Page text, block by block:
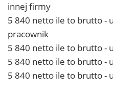
innej firmy
5 840 netto ile to brutto -
pracownik
5 840 netto ile to brutto -
5 840 netto ile to brutto -
5 840 netto ile to brutto -